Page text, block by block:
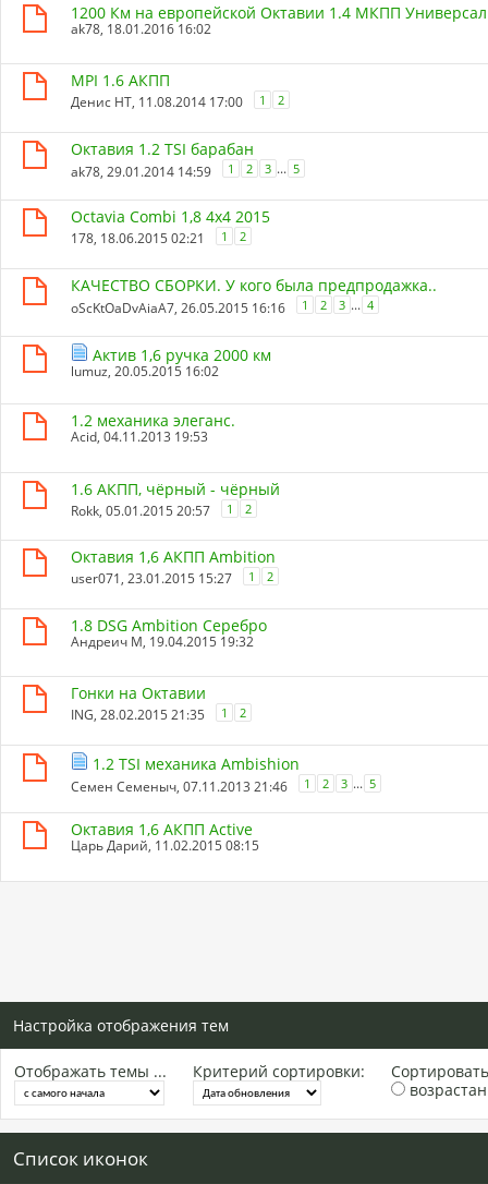
1200 Км на европейской Октавии 1.4 МКПП Универсал
ak78, 18.01.2016 16:02
MPI 1.6 АКПП
Денис НТ, 11.08.2014 17:00 1 2
Октавия 1.2 TSI барабан
ak78, 29.01.2014 14:59 1 2 3 ... 5
Octavia Combi 1,8 4x4 2015
178, 18.06.2015 02:21 1 2
КАЧЕСТВО СБОРКИ. У кого была предпродажка..
oScKtOaDvAiaA7, 26.05.2015 16:16 1 2 3 ... 4
Актив 1,6 ручка 2000 км
lumuz, 20.05.2015 16:02
1.2 механика элеганс.
Acid, 04.11.2013 19:53
1.6 АКПП, чёрный - чёрный
Rokk, 05.01.2015 20:57 1 2
Октавия 1,6 АКПП Ambition
user071, 23.01.2015 15:27 1 2
1.8 DSG Ambition Серебро
Андреич М, 19.04.2015 19:32
Гонки на Октавии
ING, 28.02.2015 21:35 1 2
1.2 TSI механика Ambishion
Семен Семеныч, 07.11.2013 21:46 1 2 3 ... 5
Октавия 1,6 АКПП Activе
Царь Дарий, 11.02.2015 08:15
Настройка отображения тем
Отображать темы ... Критерий сортировки:
Список иконок